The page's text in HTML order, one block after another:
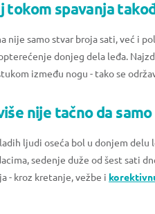
tokom spavanja
nije samo stvar broja sati, već i
donjeg dela leđa.
između nogu - tako se
nije tačno da
ljudi oseća bol u donjem
sedenje duže od šest sati
- kroz kretanje, vežbe i